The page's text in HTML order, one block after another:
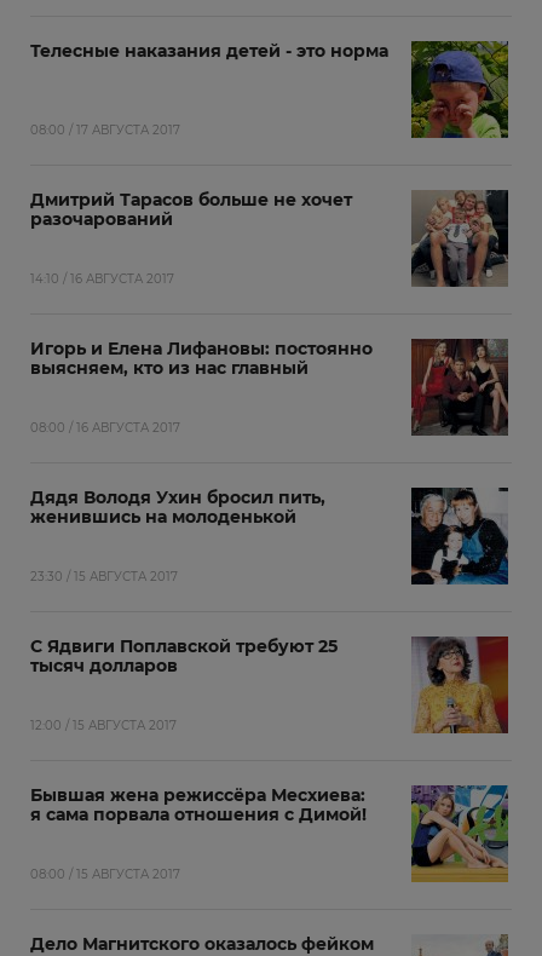
Телесные наказания детей - это норма
08:00 / 17 АВГУСТА 2017
Дмитрий Тарасов больше не хочет
разочарований
14:10 / 16 АВГУСТА 2017
Игорь и Елена Лифановы: постоянно
выясняем, кто из нас главный
08:00 / 16 АВГУСТА 2017
Дядя Володя Ухин бросил пить,
женившись на молоденькой
23:30 / 15 АВГУСТА 2017
С Ядвиги Поплавской требуют 25
тысяч долларов
12:00 / 15 АВГУСТА 2017
Бывшая жена режиссёра Месхиева:
я сама порвала отношения с Димой!
08:00 / 15 АВГУСТА 2017
Дело Магнитского оказалось фейком